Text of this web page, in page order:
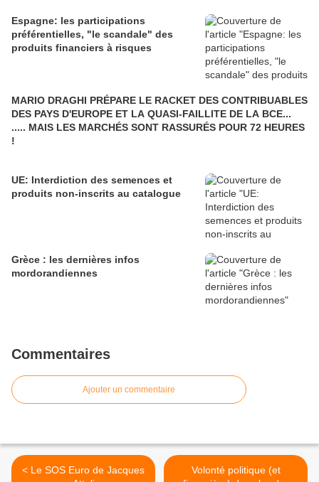
Espagne: les participations
préférentielles, "le scandale" des
produits financiers à risques
MARIO DRAGHI PRÉPARE LE RACKET DES CONTRIBUABLES
DES PAYS D'EUROPE ET LA QUASI-FAILLITE DE LA BCE...
..... MAIS LES MARCHÉS SONT RASSURÉS POUR 72 HEURES
!
UE: Interdiction des semences et
produits non-inscrits au catalogue
Grèce : les dernières infos
mordorandiennes
Commentaires
Ajouter un commentaire
< Le SOS Euro de Jacques
Volonté politique (et